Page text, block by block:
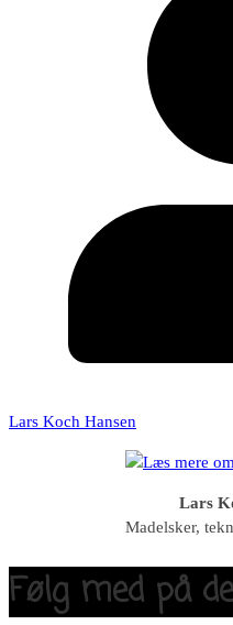
Lars Koch Hansen
Lars
Madelsker,
Følg med på